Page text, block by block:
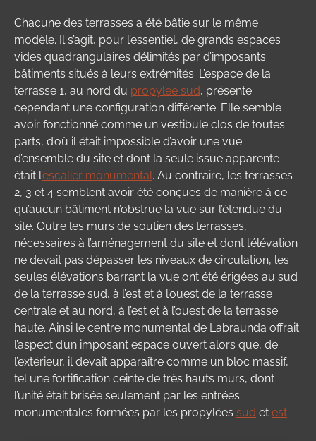
Chacune des terrasses a été bâtie sur le même
modèle. Il s’agit, pour l’essentiel, de grands espaces
vides quadrangulaires délimités par d’imposants
bâtiments situés à leurs extrémités. L’espace de la
terrasse 1, au nord du propylée sud, présente
cependant une configuration différente. Elle semble
avoir fonctionné comme un vestibule clos de toutes
parts, d’où il était impossible d’avoir une vue
d’ensemble du site et dont la seule issue apparente
était l’escalier monumental. Au contraire, les terrasses
2, 3 et 4 semblent avoir été conçues de manière à ce
qu’aucun bâtiment n’obstrue la vue sur l’étendue du
site. Outre les murs de soutien des terrasses,
nécessaires à l’aménagement du site et dont l’élévation
ne devait pas dépasser les niveaux de circulation, les
seules élévations barrant la vue ont été érigées au sud
de la terrasse sud, à l’est et à l’ouest de la terrasse
centrale et au nord, à l’est et à l’ouest de la terrasse
haute. Ainsi le centre monumental de Labraunda offrait
l’aspect d’un imposant espace ouvert alors que, de
l’extérieur, il devait apparaître comme un bloc massif,
tel une fortification ceinte de très hauts murs, dont
l’unité était brisée seulement par les entrées
monumentales formées par les propylées sud et est.